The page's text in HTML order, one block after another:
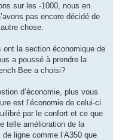
sur les -1000, nous en
pas encore décidé de
chose.
ont la section économique de
a poussé à prendre la
Bee a choisi?
d’économie, plus vous
est l’économie de celui-ci
par le confort et ce que
telle amélioration de la
ligne comme l’A350 que